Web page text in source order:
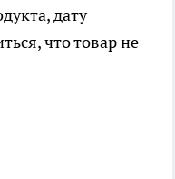
дату
что товар не